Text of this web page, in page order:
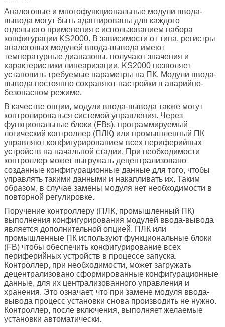
Аналоговые и многофункциональные модули ввода-
вывода могут быть адаптированы для каждого
отдельного применения с использованием набора
конфигурации KS2000. В зависимости от типа, регистры
аналоговых модулей ввода-вывода имеют
температурные диапазоны, получают значения и
характеристики линеаризации. KS2000 позволяет
установить требуемые параметры на ПК. Модули ввода-
вывода постоянно сохраняют настройки в аварийно-
безопасном режиме.
В качестве опции, модули ввода-вывода также могут
контролироваться системой управления. Через
функциональные блоки (FBs), программируемый
логический контроллер (ПЛК) или промышленный ПК
управляют конфигурированием всех периферийных
устройств на начальной стадии. При необходимости
контроллер может выгружать децентрализовано
созданные конфигурационные данные для того, чтобы
управлять такими данными и накапливать их. Таким
образом, в случае замены модуля нет необходимости в
повторной регулировке.
Поручение контроллеру (ПЛК, промышленный ПК)
выполнения конфигурирования модулей ввода-вывода
является дополнительной опцией. ПЛК или
промышленные ПК используют функциональные блоки
(FB) чтобы обеспечить конфигурирование всех
периферийных устройств в процессе запуска.
Контроллер, при необходимости, может загружать
децентрализовано сформированные конфигурационные
данные, для их централизованного управления и
хранения. Это означает, что при замене модуля ввода-
вывода процесс установки снова производить не нужно.
Контроллер, после включения, выполняет желаемые
установки автоматически.